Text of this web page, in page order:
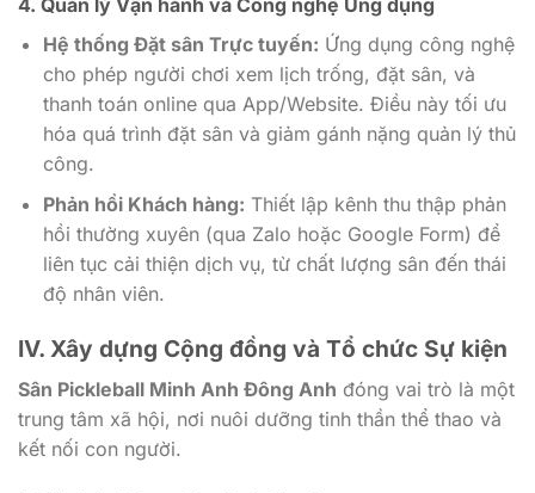
Hệ thống Đặt sân Trực tuyến: Ứng dụng công nghệ
cho phép người chơi xem lịch trống, đặt sân, và
thanh toán online qua App/Website. Điều này tối ưu
hóa quá trình đặt sân và giảm gánh nặng quản lý thủ
công.
Phản hồi Khách hàng: Thiết lập kênh thu thập phản
hồi thường xuyên (qua Zalo hoặc Google Form) để
liên tục cải thiện dịch vụ, từ chất lượng sân đến thái
độ nhân viên.
IV. Xây dựng Cộng đồng và Tổ chức Sự kiện
Sân Pickleball Minh Anh Đông Anh đóng vai trò là một
trung tâm xã hội, nơi nuôi dưỡng tinh thần thể thao và
kết nối con người.